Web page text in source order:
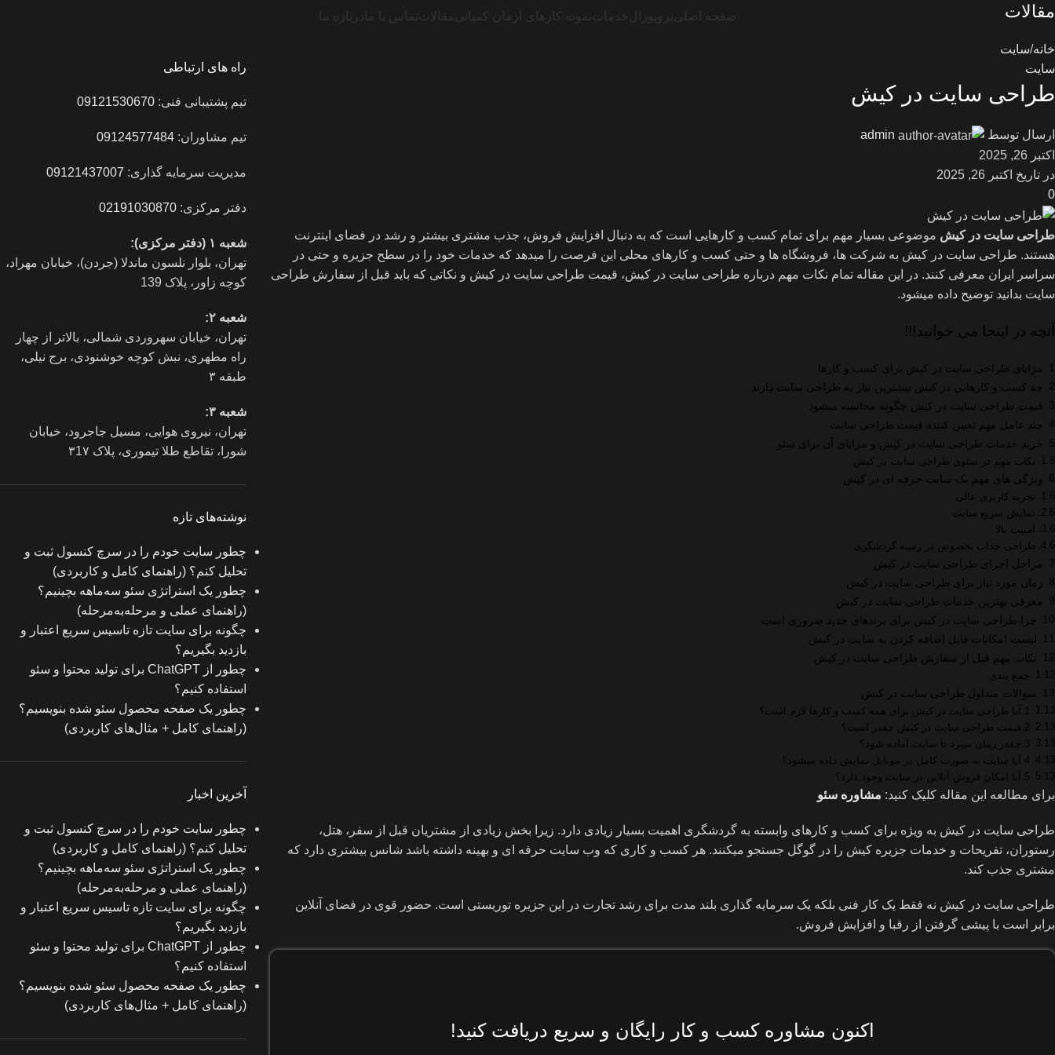
صفحه اصلی پروپوزال خدماتنمونه کارهای آرمان کمپانی مقالاتتماس با ما درباره ما مقالات
خانه سایت
سایت
طراحی سایت در کیش
ارسال توسط
admin
اکتبر 26, 2025
در تاریخ اکتبر 26, 2025
0
طراحی سایت در کیش موضوعی بسیار مهم برای تمام کسب و کارهایی است که به دنبال افزایش فروش، جذب مشتری بیشتر و رشد در فضای اینترنت
هستند. طراحی سایت در کیش به شرکت ها، فروشگاه ها و حتی کسب و کارهای محلی این فرصت را میدهد که خدمات خود را در سطح جزیره و حتی در
سراسر ایران معرفی کنند. در این مقاله تمام نکات مهم درباره طراحی سایت در کیش، قیمت طراحی سایت در کیش و نکاتی که باید قبل از سفارش طراحی
سایت بدانید توضیح داده میشود.
آنچه در اینجا می خوانید!!!
مزایای طراحی سایت در کیش برای کسب و کارها
چه کسب و کارهایی در کیش بیشترین نیاز به طراحی سایت دارند
قیمت طراحی سایت در کیش چگونه محاسبه میشود
چند عامل مهم تعیین کننده قیمت طراحی سایت
خرید خدمات طراحی سایت در کیش و مزایای آن برای سئو
نکات مهم در سئوی طراحی سایت در کیش
ویژگی های مهم یک سایت حرفه ای در کیش
تجربه کاربری عالی
نمایش سریع سایت
امنیت بالا
طراحی جذاب بخصوص در زمینه گردشگری
مراحل اجرای طراحی سایت در کیش
زمان مورد نیاز برای طراحی سایت در کیش
معرفی بهترین خدمات طراحی سایت در کیش
چرا طراحی سایت در کیش برای برندهای جدید ضروری است
لیست امکانات قابل اضافه کردن به سایت در کیش
نکات مهم قبل از سفارش طراحی سایت در کیش
جمع بندی
سوالات متداول طراحی سایت در کیش
1.آیا طراحی سایت در کیش برای همه کسب و کارها لازم است؟
2.قیمت طراحی سایت در کیش چقدر است؟
3.چقدر زمان میبرد تا سایت آماده شود؟
4.آیا سایت به صورت کامل در موبایل نمایش داده میشود؟
5.آیا امکان فروش آنلاین در سایت وجود دارد؟
برای مطالعه این مقاله کلیک کنید: مشاوره سئو
طراحی سایت در کیش به ویژه برای کسب و کارهای وابسته به گردشگری اهمیت بسیار زیادی دارد. زیرا بخش زیادی از مشتریان قبل از سفر، هتل،
رستوران، تفریحات و خدمات جزیره کیش را در گوگل جستجو میکنند. هر کسب و کاری که وب سایت حرفه ای و بهینه داشته باشد شانس بیشتری دارد که
مشتری جذب کند.
طراحی سایت در کیش نه فقط یک کار فنی بلکه یک سرمایه گذاری بلند مدت برای رشد تجارت در این جزیره توریستی است. حضور قوی در فضای آنلاین
برابر است با پیشی گرفتن از رقبا و افزایش فروش.
اکنون مشاوره کسب و کار رایگان و سریع دریافت کنید!
راه های ارتباطی
تیم پشتیبانی فنی:09121530670
تیم مشاوران:09124577484
مدیریت سرمایه گذاری: 09121437007
دفتر مرکزی:02191030870
شعبه ۱ (دفتر مرکزی):
تهران، بلوار نلسون ماندلا (جردن)، خیابان مهراد،
کوچه زاور، پلاک 139
شعبه ۲:
تهران، خيابان سهروردی شمالی، بالاتر از چهار
راه مطهری، نبش کوچه خوشنودی، برج نیلی،
طبقه ۳
شعبه ۳:
تهران، نیروی هوایی، مسیل جاجرود، خیابان
شورا، تقاطع طلا تیموری، پلاک ۳1۷
نوشته‌های تازه
چطور سایت خودم را در سرچ کنسول ثبت و
تحلیل کنم؟ (راهنمای کامل و کاربردی)
چطور یک استراتژی سئو سه‌ماهه بچینیم؟
(راهنمای عملی و مرحله‌به‌مرحله)
چگونه برای سایت تازه‌ تاسیس سریع اعتبار و
بازدید بگیریم؟
چطور از ChatGPT برای تولید محتوا و سئو
استفاده کنیم؟
چطور یک صفحه محصول سئو شده بنویسیم؟
(راهنمای کامل + مثال‌های کاربردی)
آخرین اخبار
چطور سایت خودم را در سرچ کنسول ثبت و
تحلیل کنم؟ (راهنمای کامل و کاربردی)
چطور یک استراتژی سئو سه‌ماهه بچینیم؟
(راهنمای عملی و مرحله‌به‌مرحله)
چگونه برای سایت تازه‌ تاسیس سریع اعتبار و
بازدید بگیریم؟
چطور از ChatGPT برای تولید محتوا و سئو
استفاده کنیم؟
چطور یک صفحه محصول سئو شده بنویسیم؟
(راهنمای کامل + مثال‌های کاربردی)